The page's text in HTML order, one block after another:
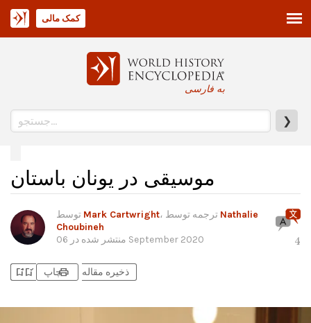
به فارسی
❯
کمک مالی
موسیقی در یونان باستان
Mark Cartwright
Nathalie
Choubineh
منتشر شده در 06 September 2020 4
bookmark_addbookmark_added ذخیره مقاله printچاپ